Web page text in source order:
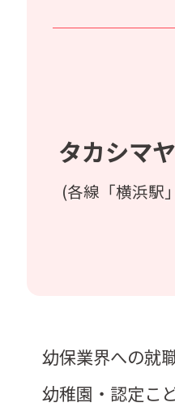
タカシマ
(各線「横浜駅
幼保業界への就
幼稚園・認定こ